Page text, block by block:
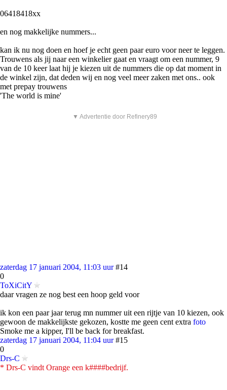
06418418xx
en nog makkelijke nummers...
kan ik nu nog doen en hoef je echt geen paar euro voor neer te leggen.
Trouwens als jij naar een winkelier gaat en vraagt om een nummer, 9
van de 10 keer laat hij je kiezen uit de nummers die op dat moment in
de winkel zijn, dat deden wij en nog veel meer zaken met ons.. ook
met prepay trouwens
'The world is mine'
▼ Advertentie door Refinery89
zaterdag 17 januari 2004, 11:03 uur #14
0
ToXiCitY
daar vragen ze nog best een hoop geld voor
ik kon een paar jaar terug mn nummer uit een rijtje van 10 kiezen, ook
gewoon de makkelijkste gekozen, kostte me geen cent extra foto
Smoke me a kipper, I'll be back for breakfast.
zaterdag 17 januari 2004, 11:04 uur #15
0
Drs-C
* Drs-C vindt Orange een k####bedrijf.